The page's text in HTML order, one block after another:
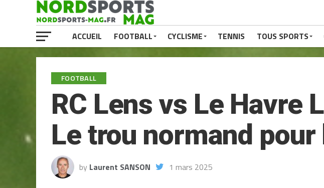
ACCUEIL FOOTBALL CYCLISME TENNIS TOUS SPORTS
FOOTBALL
RC Lens vs Le Havre
Le trou normand pour
by Laurent SANSON 1 mars 2025